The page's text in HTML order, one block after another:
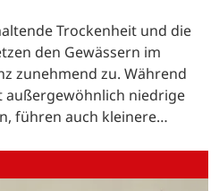
Trockenheit und die
den Gewässern im
zunehmend zu. Während
außergewöhnlich niedrige
führen auch kleinere…